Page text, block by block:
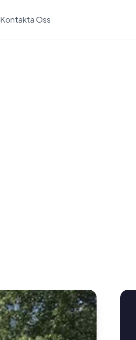
Kontakta Oss